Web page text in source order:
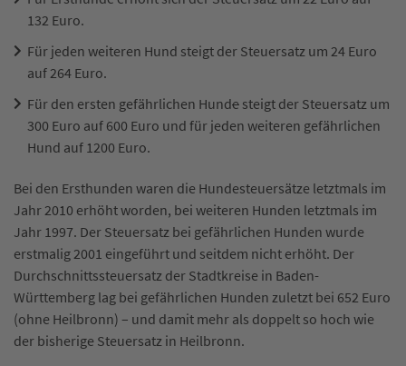
132 Euro.
Für jeden weiteren Hund steigt der Steuersatz um 24 Euro
auf 264 Euro.
Für den ersten gefährlichen Hunde steigt der Steuersatz um
300 Euro auf 600 Euro und für jeden weiteren gefährlichen
Hund auf 1200 Euro.
Bei den Ersthunden waren die Hundesteuersätze letztmals im
Jahr 2010 erhöht worden, bei weiteren Hunden letztmals im
Jahr 1997. Der Steuersatz bei gefährlichen Hunden wurde
erstmalig 2001 eingeführt und seitdem nicht erhöht. Der
Durchschnittssteuersatz der Stadtkreise in Baden-
Württemberg lag bei gefährlichen Hunden zuletzt bei 652 Euro
(ohne Heilbronn) – und damit mehr als doppelt so hoch wie
der bisherige Steuersatz in Heilbronn.